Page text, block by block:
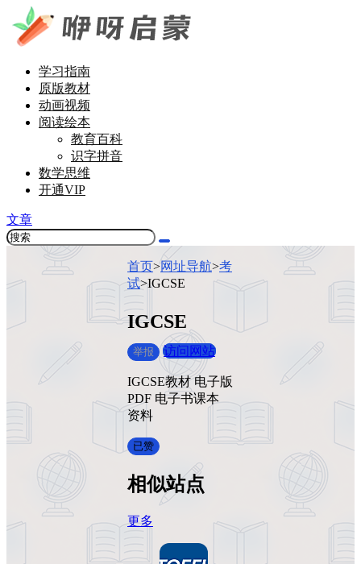
学习指南
原版教材
动画视频
阅读绘本
教育百科
识字拼音
数学思维
开通VIP
文章
首页>网址导航>考
试>IGCSE
IGCSE
举报 访问网站
IGCSE教材 电子版
PDF 电子书课本
资料
已赞
相似站点
更多